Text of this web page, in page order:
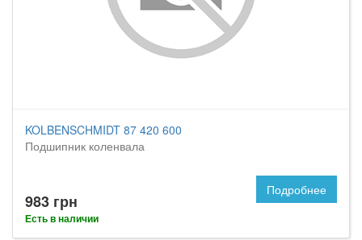
KOLBENSCHMIDT 87 420 600
Подшипник коленвала
983 грн
Есть в наличии
Подробнее